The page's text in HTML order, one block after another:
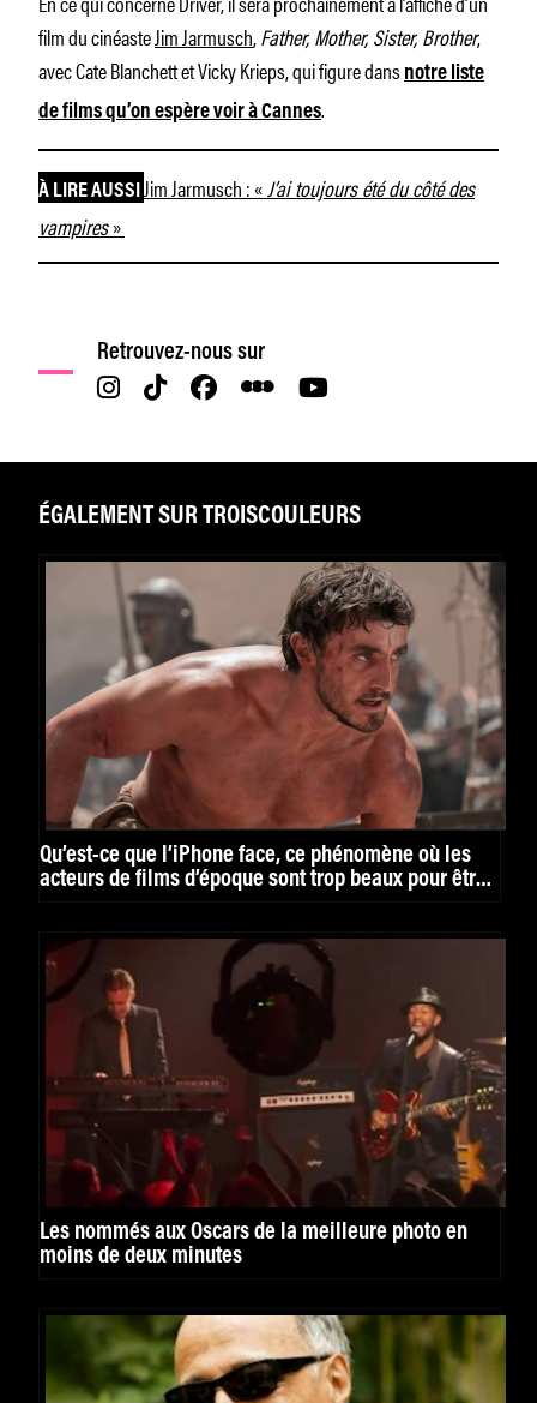
film du cinéasteJim Jarmusch,Father, Mother, Sister, Brother,
avec Cate Blanchett et Vicky Krieps, qui figure dans notre liste
de films qu’on espère voir à Cannes.
À LIRE AUSSI Jim Jarmusch : «J’ai toujours été du côté des
vampires»
Retrouvez-nous sur
ÉGALEMENT SUR TROISCOULEURS
Qu’est-ce que l’iPhone face, ce phénomène où les
acteurs de films d’époque sont trop beaux pour être
Les nommés aux Oscars de la meilleure photo en
moins de deux minutes